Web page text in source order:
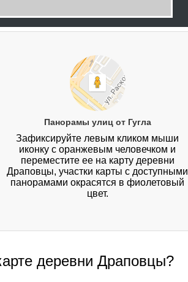
Панорамы улиц от Гугла
Зафиксируйте левым кликом мыши
иконку с оранжевым человечком и
переместите ее на карту деревни
Драповцы, участки карты с доступными
панорамами окрасятся в фиолетовый
цвет.
деревни Драповцы?